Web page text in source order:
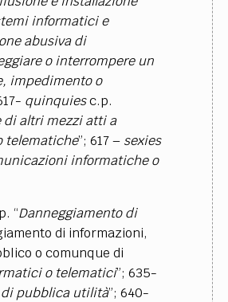
informatici e
abusiva di
o interrompere un
impedimento o
quinquiesc.p.
di altri mezzi atti a
telematiche”; 617 – sexies
informatiche o
“Danneggiamento di
di informazioni,
o comunque di
o telematici”; 635-
pubblica utilità”; 640-